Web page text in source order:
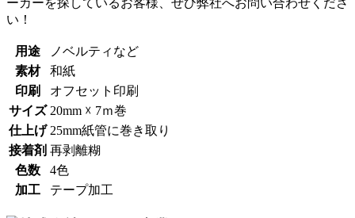
い！
用途
ノベルティなど
素材
和紙
印刷
オフセット印刷
サイズ 20mm ☓ 7ｍ巻
仕上げ 25mm紙管に巻き取り
接着剤 再剥離糊
色数
4色
加工
テープ加工